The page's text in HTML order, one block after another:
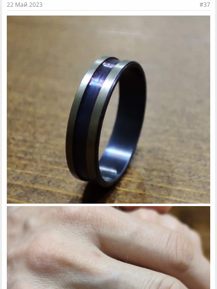
:
22 Май 2023 #37